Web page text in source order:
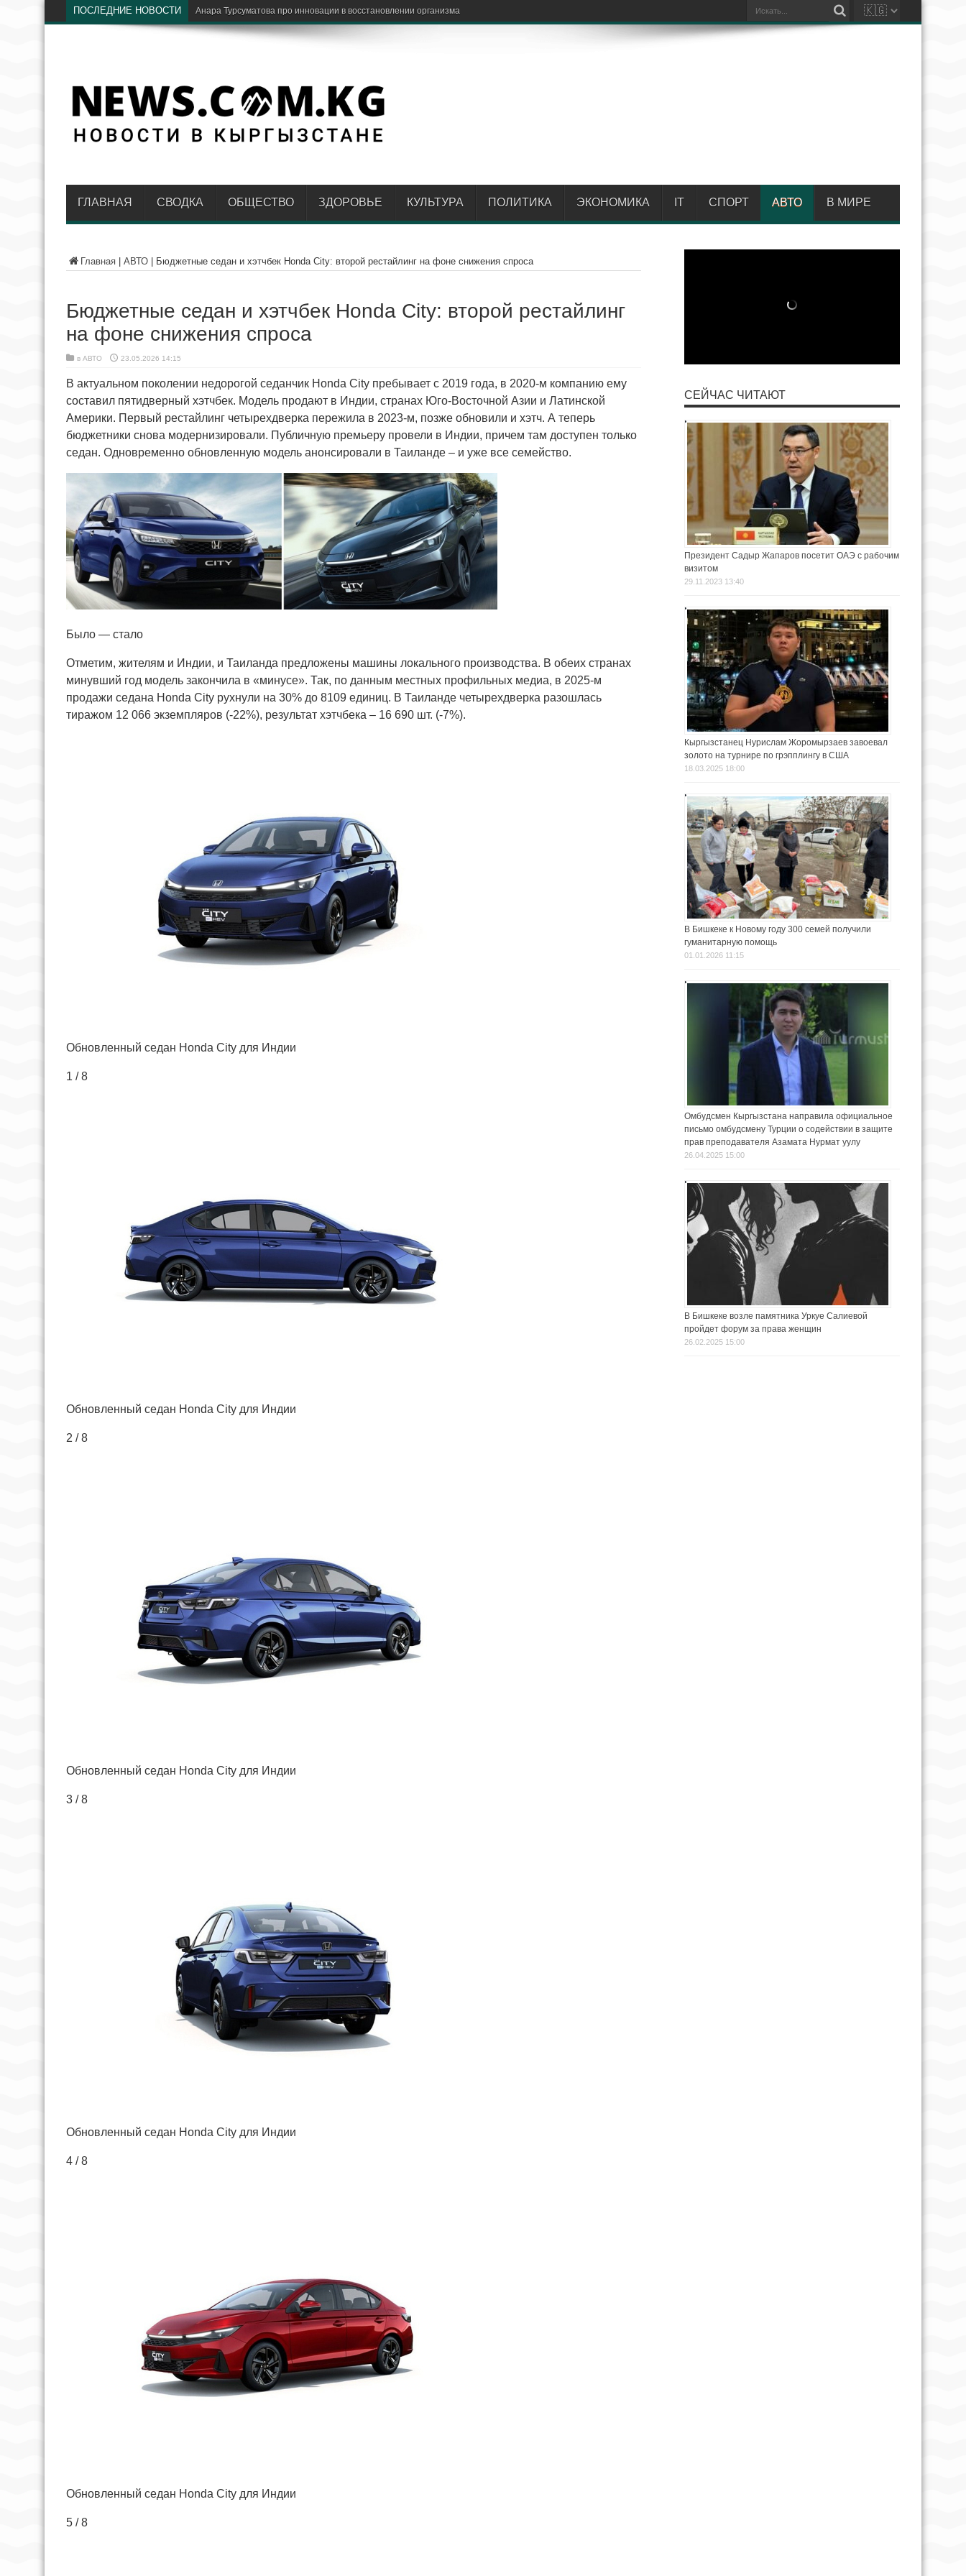
ПОСЛЕДНИЕ НОВОСТИ В путешествиях стало ещё у
ГЛАВНАЯ СВОДКА ОБЩЕСТВО ЗДОРОВЬЕ КУЛЬТУРА ПОЛИТИКА ЭКОНОМИКА IT СПОРТ АВТО В МИРЕ
Главная АВТО Бюджетные седан и хэтчбек Honda City: второй рестайлинг на фоне снижения спроса
Бюджетные седан и хэтчбек Honda City: второй рестайлинг
на фоне снижения спроса
в АВТО 23.05.2026 14:15
В актуальном поколении недорогой седанчик Honda City пребывает с 2019 года, в 2020-м компанию ему
составил пятидверный хэтчбек. Модель продают в Индии, странах Юго-Восточной Азии и Латинской
Америки. Первый рестайлинг четырехдверка пережила в 2023-м, позже обновили и хэтч. А теперь
бюджетники снова модернизировали. Публичную премьеру провели в Индии, причем там доступен только
седан. Одновременно обновленную модель анонсировали в Таиланде – и уже все семейство.
Было — стало
Отметим, жителям и Индии, и Таиланда предложены машины локального производства. В обеих странах
минувший год модель закончила в «минусе». Так, по данным местных профильных медиа, в 2025-м
продажи седана Honda City рухнули на 30% до 8109 единиц. В Таиланде четырехдверка разошлась
тиражом 12 066 экземпляров (-22%), результат хэтчбека – 16 690 шт. (-7%).
Обновленный седан Honda City для Индии
1 / 8
Обновленный седан Honda City для Индии
2 / 8
Обновленный седан Honda City для Индии
3 / 8
Обновленный седан Honda City для Индии
4 / 8
Обновленный седан Honda City для Индии
5 / 8
СЕЙЧАС ЧИТАЮТ
Президент Садыр Жапаров посетит ОАЭ с рабочим
визитом
29.11.2023 13:40
Кыргызстанец Нурислам Жоромырзаев завоевал
золото на турнире по грэпплингу в США
18.03.2025 18:00
В Бишкеке к Новому году 300 семей получили
гуманитарную помощь
01.01.2026 11:15
Омбудсмен Кыргызстана направила официальное
письмо омбудсмену Турции о содействии в защите
прав преподавателя Азамата Нурмат уулу
26.04.2025 15:00
В Бишкеке возле памятника Уркуе Салиевой
пройдет форум за права женщин
26.02.2025 15:00